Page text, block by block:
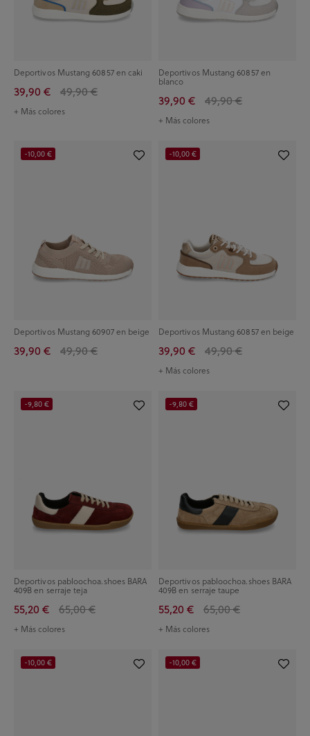
Deportivos Mustang 60857 en caki
39,90 € 49,90 €
+ Más colores
Deportivos Mustang 60857 en
blanco
39,90 € 49,90 €
+ Más colores
Deportivos Mustang 60907 en beige
39,90 € 49,90 €
-10,00 €
Deportivos Mustang 60857 en beige
39,90 € 49,90 €
+ Más colores
-10,00 €
Deportivos pabloochoa.shoes BARA
409B en serraje teja
55,20 € 65,00 €
+ Más colores
-9,80 €
Deportivos pabloochoa.shoes BARA
409B en serraje taupe
55,20 € 65,00 €
+ Más colores
-9,80 €
-10,00 € -10,00 €